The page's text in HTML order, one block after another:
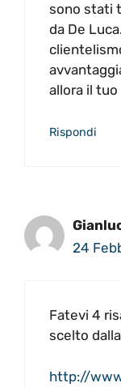
sono stati
da De
allora il
Rispondi
24
Fatevi 4
scelto
http://